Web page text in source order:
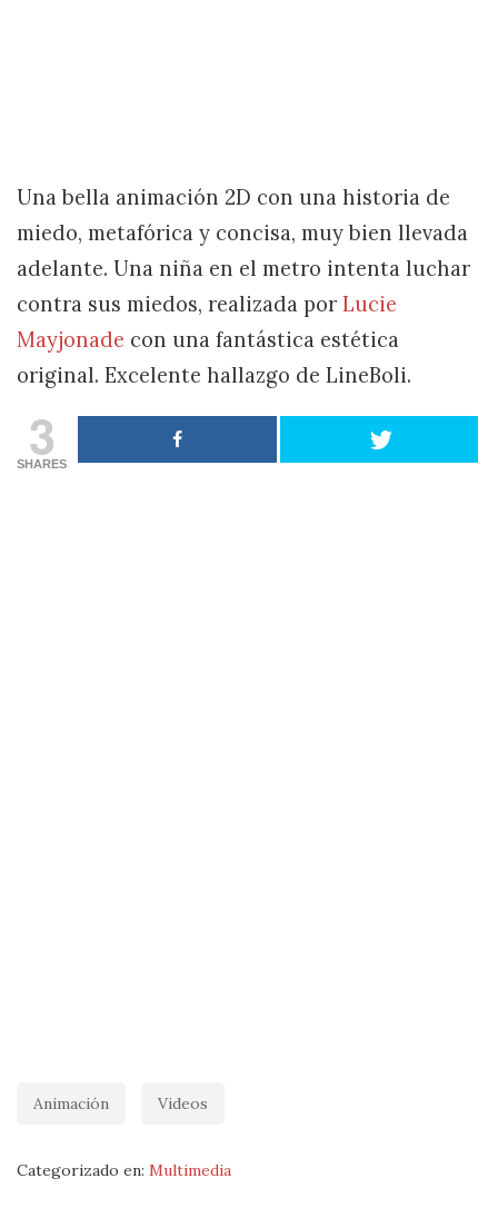
Una bella animación 2D con una historia de
miedo, metafórica y concisa, muy bien llevada
adelante. Una niña en el metro intenta luchar
contra sus miedos, realizada por Lucie
Mayjonade con una fantástica estética
original. Excelente hallazgo de LineBoli.
3
SHARES
Animación Videos
Categorizado en: Multimedia